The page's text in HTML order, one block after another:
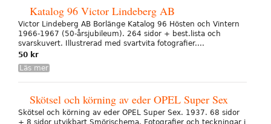
Katalog 96 Victor Lindeberg AB
Victor Lindeberg AB Borlänge Katalog 96 Hösten och Vintern
1966-1967 (50-årsjubileum). 264 sidor + best.lista och
svarskuvert. Illustrerad med svartvita fotografier....
50 kr
Läs mer
Skötsel och körning av eder OPEL Super Sex
Skötsel och körning av eder OPEL Super Sex. 1937. 68 sidor
+ 8 sidor utvikbart Smörjschema. Fotografier och teckningar i